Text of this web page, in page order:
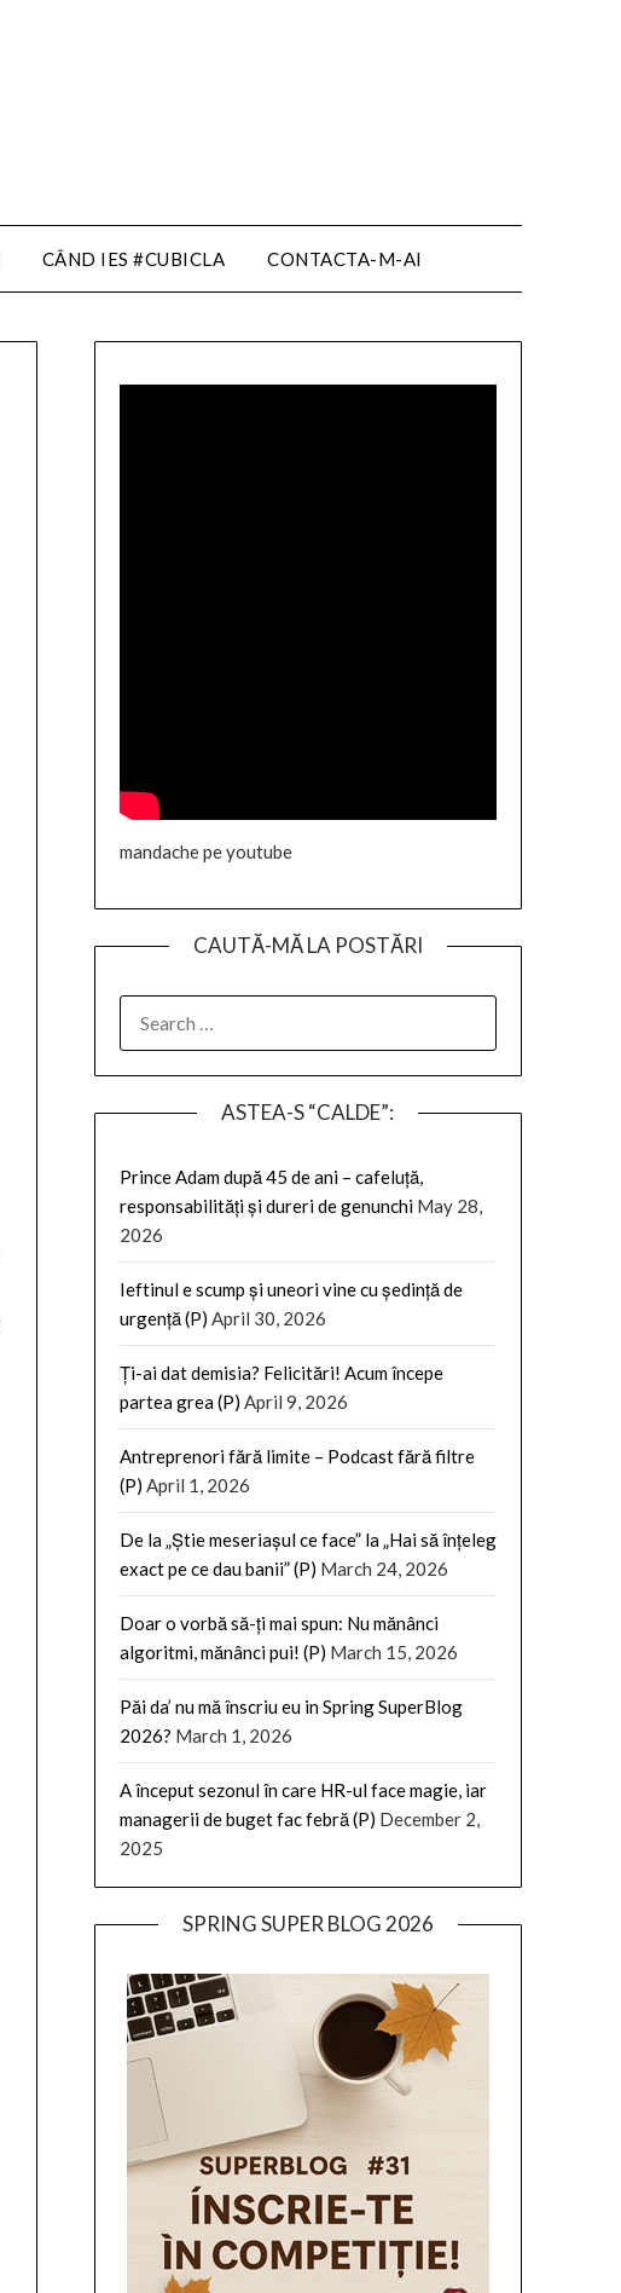
CÂND IES #CUBICLA CONTACTA-M-AI
mandache pe youtube
CAUTĂ-MĂ LA POSTĂRI
FOR:
ASTEA-S “CALDE”:
Prince Adam după 45 de ani – cafeluță,
responsabilități și dureri de genunchi May 28,
2026
Ieftinul e scump și uneori vine cu ședință de
urgență (P) April 30, 2026
Ți-ai dat demisia? Felicitări! Acum începe
partea grea (P) April 9, 2026
Antreprenori fără limite – Podcast fără filtre
(P) April 1, 2026
De la „Știe meseriașul ce face” la „Hai să înțeleg
exact pe ce dau banii” (P) March 24, 2026
Doar o vorbă să-ți mai spun: Nu mănânci
algoritmi, mănânci pui! (P) March 15, 2026
Păi da’ nu mă înscriu eu in Spring SuperBlog
2026? March 1, 2026
A început sezonul în care HR-ul face magie, iar
managerii de buget fac febră (P) December 2,
2025
SPRING SUPER BLOG 2026